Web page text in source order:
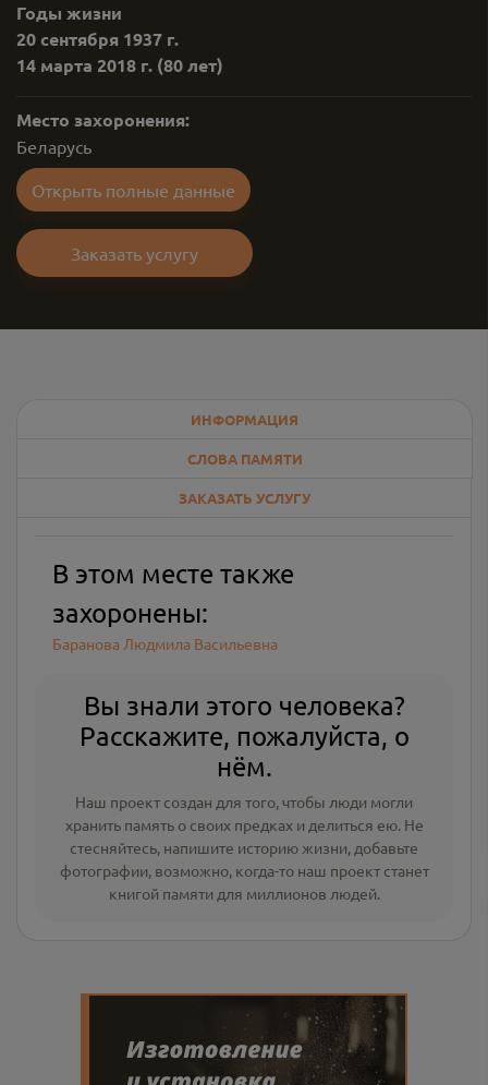
Годы жизни
20 сентября 1937 г.
14 марта 2018 г. (80 лет)
Место захоронения:
Беларусь
Открыть полные данные
Заказать услугу
ИНФОРМАЦИЯ
СЛОВА ПАМЯТИ
ЗАКАЗАТЬ УСЛУГУ
В этом месте также
захоронены:
Баранова Людмила Васильевна
Вы знали этого человека?
Расскажите, пожалуйста, о
нём.
Наш проект создан для того, чтобы люди могли
хранить память о своих предках и делиться ею. Не
стесняйтесь, напишите историю жизни, добавьте
фотографии, возможно, когда-то наш проект станет
книгой памяти для миллионов людей.